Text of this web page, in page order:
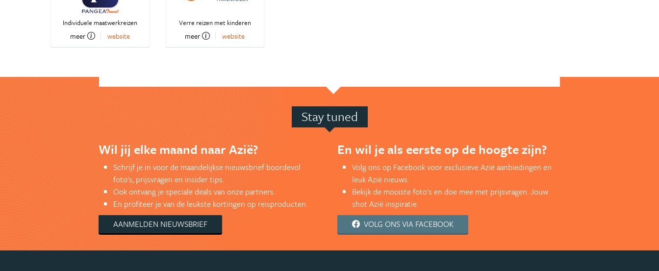
Individuele maatwerkreizen
meer website
Verre reizen met kinderen
meer website
Stay tuned
Wil jij elke maand naar Azië?
Schrijf je in voor de maandelijkse nieuwsbrief boordevol
foto's, prijsvragen en insider tips.
Ook ontvang je speciale deals van onze partners.
En profiteer je van de leukste kortingen op reisproducten.
AANMELDEN NIEUWSBRIEF
En wil je als eerste op de hoogte zijn?
Volg ons op Facebook voor exclusieve Azië aanbiedingen en
leuk Azië nieuws.
Bekijk de mooiste foto's en doe mee met prijsvragen. Jouw
shot Azië inspiratie.
VOLG ONS VIA FACEBOOK